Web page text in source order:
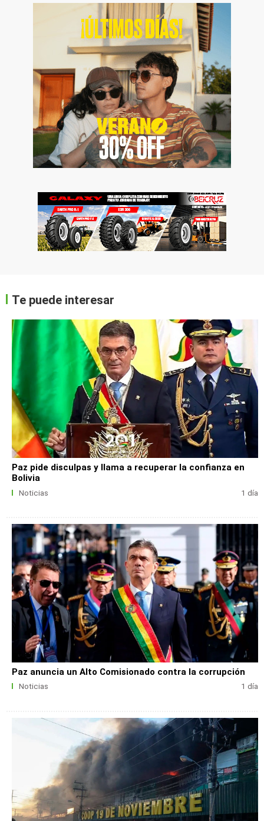
Te puede interesar
Paz pide disculpas y llama a recuperar la confianza en
Bolivia
Noticias 1 día
Paz anuncia un Alto Comisionado contra la corrupción
Noticias 1 día